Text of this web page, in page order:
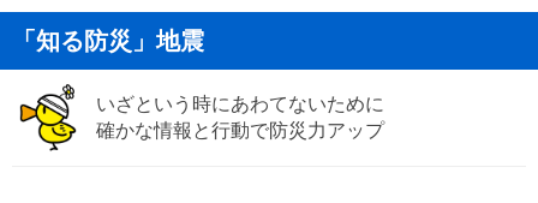
「知る防災」地震
いざという時にあわてないために
確かな情報と行動で防災力アップ